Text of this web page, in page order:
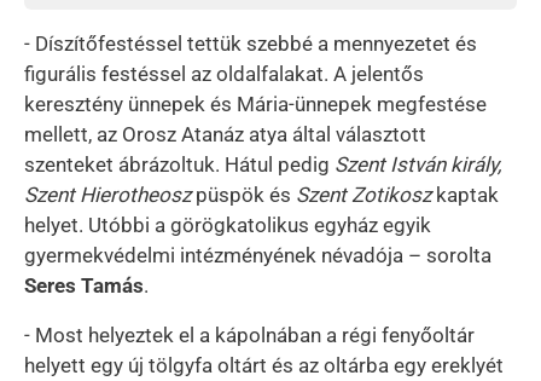
- Díszítőfestéssel tettük szebbé a mennyezetet és
figurális festéssel az oldalfalakat. A jelentős
keresztény ünnepek és Mária-ünnepek megfestése
mellett, az Orosz Atanáz atya által választott
szenteket ábrázoltuk. Hátul pedig Szent István király,
Szent Hierotheoszpüspök és Szent Zotikoszkaptak
helyet. Utóbbi a görögkatolikus egyház egyik
gyermekvédelmi intézményének névadója – sorolta
Seres Tamás.
- Most helyeztek el a kápolnában a régi fenyőoltár
helyett egy új tölgyfa oltárt és az oltárba egy ereklyét